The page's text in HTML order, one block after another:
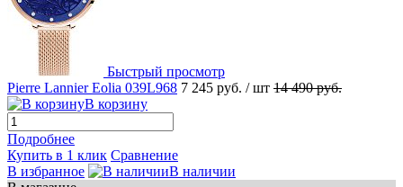
Быстрый просмотр
Pierre Lannier Eolia 039L968 7 245 руб. / шт 14 490 руб.
В корзину
Подробнее
Купить в 1 клик Сравнение
В избранное
В наличии